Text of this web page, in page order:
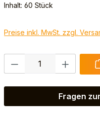
Inhalt:60 Stück
Preise inkl. MwSt. zzgl.
Produkt Anzahl: Gib
Fragen